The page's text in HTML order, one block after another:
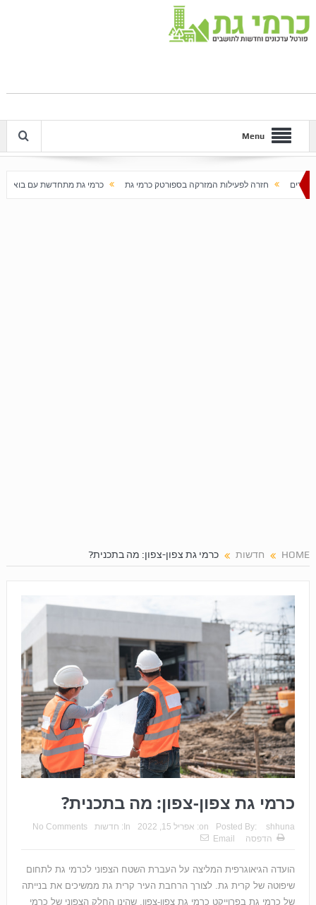
Menu
המזרקה בספורטק כרמי גת כרמי גת מתחדשת עם בוא האביב עלייה חדה
HOME חדשות כרמי גת צפון-צפון: מה בתכנית?
כרמי גת צפון-צפון: מה בתכנית?
Posted By: shhuna
on: אפריל 15, 2022 In: חדשות
No Comments
הדפסה
Email